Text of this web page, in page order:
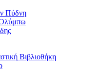
Πύδνη
Ολύμπω
Βιβλιοθήκη